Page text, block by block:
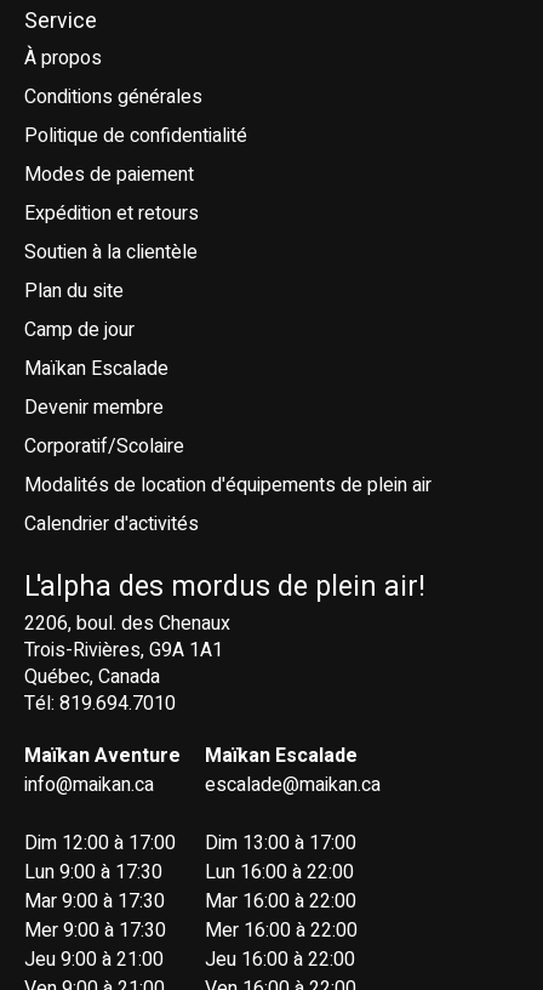
Service
À propos
Conditions générales
Politique de confidentialité
Modes de paiement
Expédition et retours
Soutien à la clientèle
Plan du site
Camp de jour
Maïkan Escalade
Devenir membre
Corporatif/Scolaire
Modalités de location d'équipements de plein air
Calendrier d'activités
L'alpha des mordus de plein air!
2206, boul. des Chenaux
Trois-Rivières, G9A 1A1
Québec, Canada
Tél: 819.694.7010
Maïkan Aventure
info@maikan.ca
Dim 12:00 à 17:00
Lun 9:00 à 17:30
Mar 9:00 à 17:30
Mer 9:00 à 17:30
Jeu 9:00 à 21:00
Maïkan Escalade
escalade@maikan.ca
Dim 13:00 à 17:00
Lun 16:00 à 22:00
Mar 16:00 à 22:00
Mer 16:00 à 22:00
Jeu 16:00 à 22:00